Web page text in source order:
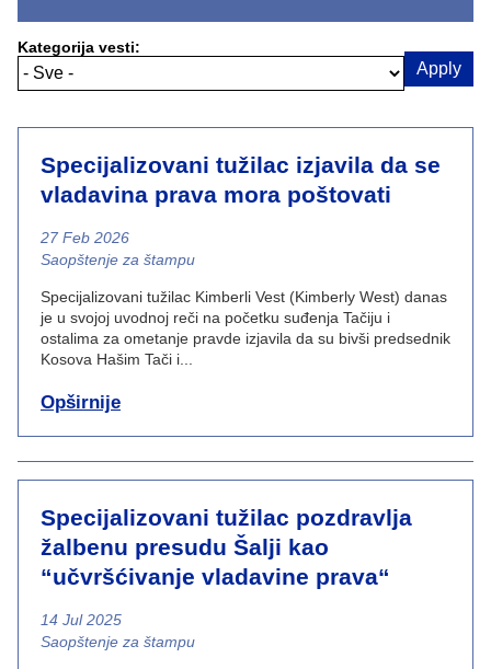
Kategorija vesti
Specijalizovani tužilac izjavila da se
vladavina prava mora poštovati
27 Feb 2026
News category
Saopštenje za štampu
Specijalizovani tužilac Kimberli Vest (Kimberly West) danas
je u svojoj uvodnoj reči na početku suđenja Tačiju i
ostalima za ometanje pravde izjavila da su bivši predsednik
Kosova Hašim Tači i...
Opširnije
Specijalizovani tužilac pozdravlja
žalbenu presudu Šalji kao
“učvršćivanje vladavine prava“
14 Jul 2025
News category
Saopštenje za štampu